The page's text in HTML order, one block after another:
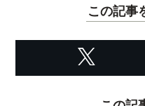
この記事